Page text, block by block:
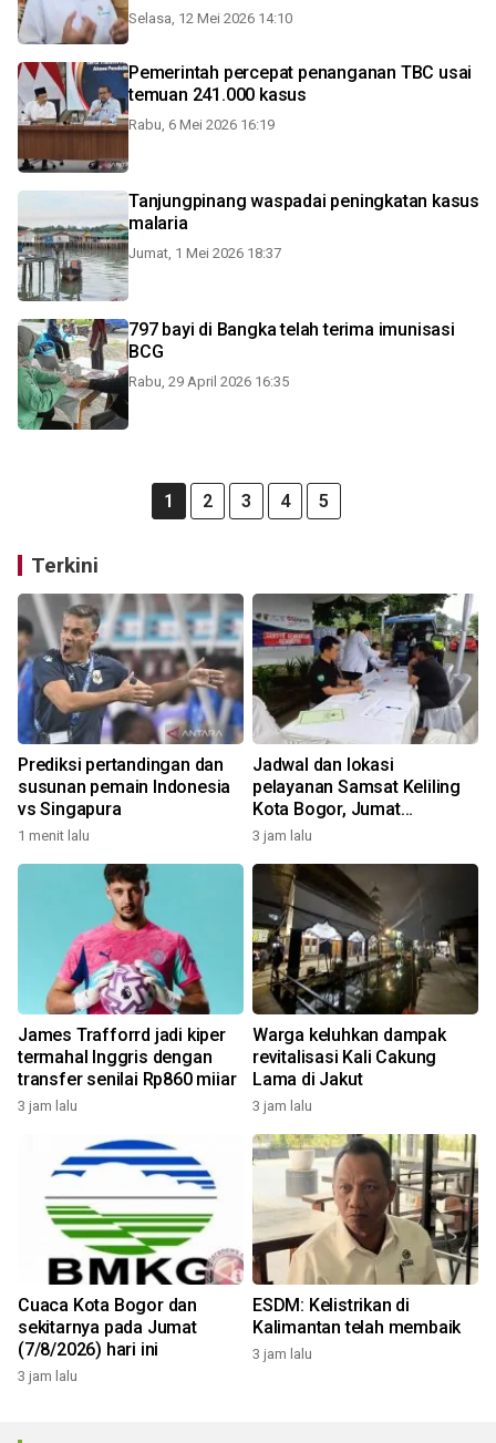
Selasa, 12 Mei 2026 14:10
Pemerintah percepat penanganan TBC usai
temuan 241.000 kasus
Rabu, 6 Mei 2026 16:19
Tanjungpinang waspadai peningkatan kasus
malaria
Jumat, 1 Mei 2026 18:37
797 bayi di Bangka telah terima imunisasi
BCG
Rabu, 29 April 2026 16:35
1 2 3 4 5
Terkini
Prediksi pertandingan dan
susunan pemain Indonesia
vs Singapura
1 menit lalu
Jadwal dan lokasi
pelayanan Samsat Keliling
Kota Bogor, Jumat
(7/8/2026)
3 jam lalu
James Trafforrd jadi kiper
termahal Inggris dengan
transfer senilai Rp860 miiar
3 jam lalu
Warga keluhkan dampak
revitalisasi Kali Cakung
Lama di Jakut
3 jam lalu
Cuaca Kota Bogor dan
sekitarnya pada Jumat
(7/8/2026) hari ini
3 jam lalu
ESDM: Kelistrikan di
Kalimantan telah membaik
3 jam lalu